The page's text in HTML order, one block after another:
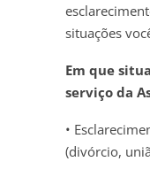
situações
Em que
serviço da
•
(divórcio,